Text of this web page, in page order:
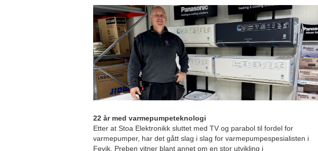
22 år med varmepumpeteknologi
Etter at Stoa Elektronikk sluttet med TV og parabol til fordel for
varmepumper, har det gått slag i slag for varmepumpespesialisten i
Fevik. Preben vitner blant annet om en stor utvikling i